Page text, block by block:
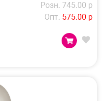
Розн. 745.00 р
Опт. 575.00 р